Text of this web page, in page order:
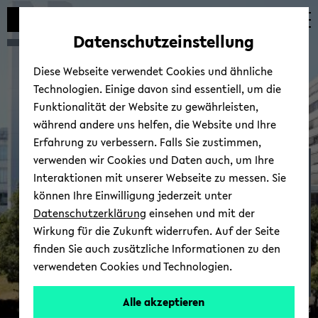
Automatische
vermeiden
zum
wechseln
zum
wechseln
zum
wechseln
BieL­ei­CoS 2025
© Uni­ver­si­tät Bie­le­feld
Datenschutzeinstellung
Diese Webseite verwendet Cookies und ähnliche
Technologien. Einige davon sind essentiell, um die
Funktionalität der Website zu gewährleisten,
während andere uns helfen, die Website und Ihre
Erfahrung zu verbessern. Falls Sie zustimmen,
verwenden wir Cookies und Daten auch, um Ihre
Interaktionen mit unserer Webseite zu messen. Sie
können Ihre Einwilligung jederzeit unter
Datenschutzerklärung einsehen und mit der
Wirkung für die Zukunft widerrufen. Auf der Seite
finden Sie auch zusätzliche Informationen zu den
verwendeten Cookies und Technologien.
Alle akzeptieren